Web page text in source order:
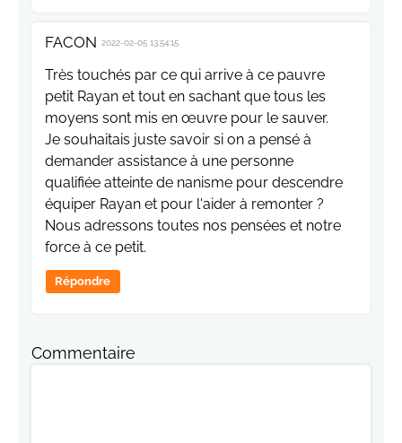
FACON 2022-02-05 13:54:15
Très touchés par ce qui arrive à ce pauvre
petit Rayan et tout en sachant que tous les
moyens sont mis en œuvre pour le sauver.
Je souhaitais juste savoir si on a pensé à
demander assistance à une personne
qualifiée atteinte de nanisme pour descendre
équiper Rayan et pour l'aider à remonter ?
Nous adressons toutes nos pensées et notre
force à ce petit.
Répondre
Commentaire